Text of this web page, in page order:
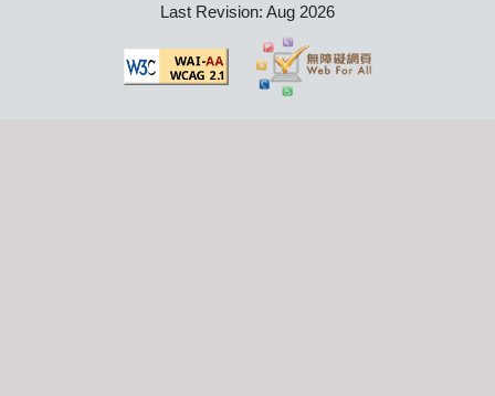
Last Revision: Aug 2026